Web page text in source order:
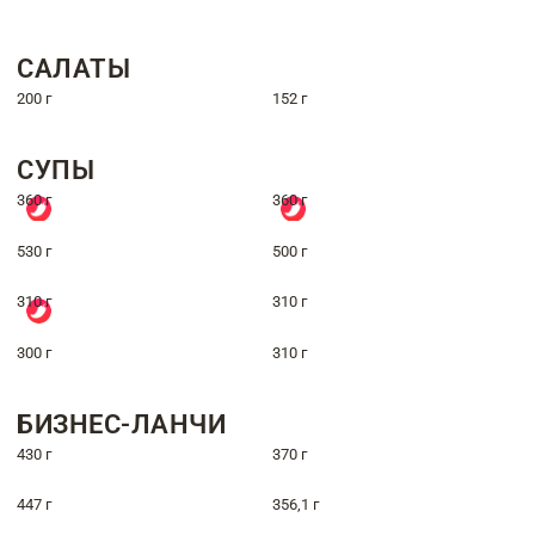
САЛАТЫ
200 г 152 г
СУПЫ
360 г 360 г
530 г 500 г
310 г 310 г
300 г 310 г
БИЗНЕС-ЛАНЧИ
430 г 370 г
447 г 356,1 г